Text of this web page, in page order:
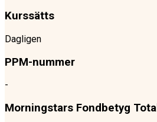
Kurssätts
Dagligen
PPM-nummer
-
Morningstars Fondbetyg Total